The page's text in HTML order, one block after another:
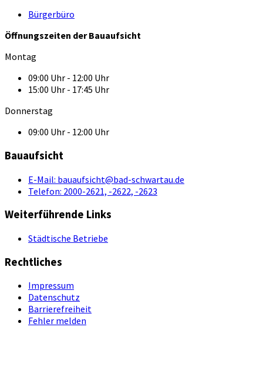
Bürgerbüro
Öffnungszeiten der Bauaufsicht
Montag
09:00 Uhr - 12:00 Uhr
15:00 Uhr - 17:45 Uhr
Donnerstag
09:00 Uhr - 12:00 Uhr
Bauaufsicht
E-Mail: bauaufsicht@bad-schwartau.de
Telefon: 2000-2621, -2622, -2623
Weiterführende Links
Städtische Betriebe
Rechtliches
Impressum
Datenschutz
Barrierefreiheit
Fehler melden